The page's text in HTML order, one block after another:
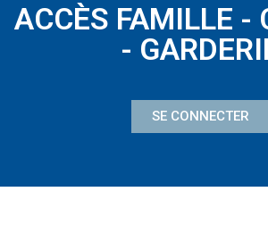
ACCÈS FAMILLE -
-
SE CONNECTER